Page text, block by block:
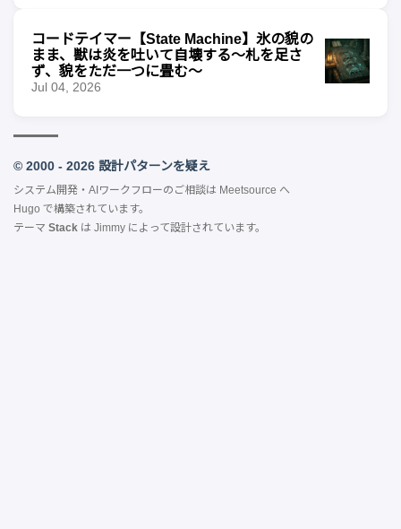
コードテイマー【State Machine】氷の貌の
まま、獣は炎を吐いて自壊する〜札を足さ
ず、貌をただ一つに畳む〜
Jul 04, 2026
© 2000 - 2026 設計パターンを疑え
システム開発・AIワークフローのご相談は Meetsource へ
Hugo で構築されています。
テーマ Stack は Jimmy によって設計されています。